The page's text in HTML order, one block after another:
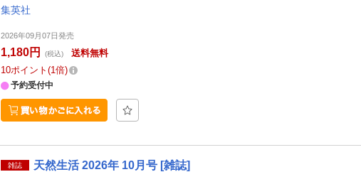
集英社
2026年09月07日発売
1,180円 (税込)
送料無料
10ポイント 1倍
予約受付中
雑誌 天然生活 2026年 10月号 [雑誌]